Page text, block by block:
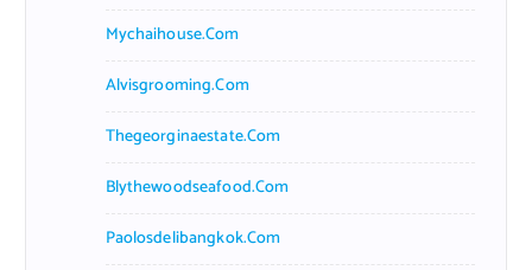
Mychaihouse.com
Alvisgrooming.com
Thegeorginaestate.com
Blythewoodseafood.com
Paolosdelibangkok.com